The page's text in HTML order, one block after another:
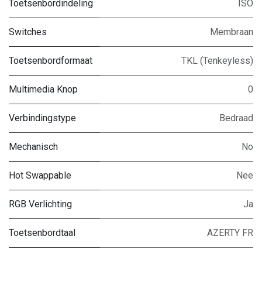
Toetsenbordindeling ISO
Switches Membraan
Toetsenbordformaat TKL (Tenkeyless)
Multimedia Knop 0
Verbindingstype Bedraad
Mechanisch No
Hot Swappable Nee
RGB Verlichting Ja
Toetsenbordtaal AZERTY FR